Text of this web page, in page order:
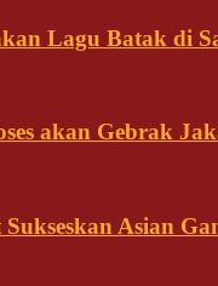
Lagu Batak di
akan Gebrak
Asian